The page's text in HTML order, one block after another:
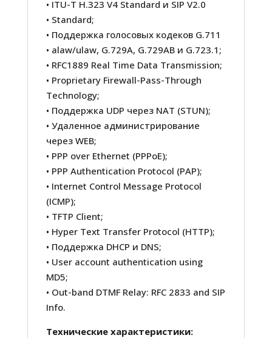
• ITU-T H.323 V4 Standard и SIP V2.0
• Standard;
• Поддержка голосовых кодеков G.711
• alaw/ulaw, G.729A, G.729AB и G.723.1;
• RFC1889 Real Time Data Transmission;
• Proprietary Firewall-Pass-Through
Technology;
• Поддержка UDP через NAT (STUN);
• Удаленное администрирование
через WEB;
• PPP over Ethernet (PPPoE);
• PPP Authentication Protocol (PAP);
• Internet Control Message Protocol
(ICMP);
• TFTP Client;
• Hyper Text Transfer Protocol (HTTP);
• Поддержка DHCP и DNS;
• User account authentication using
MD5;
• Out-band DTMF Relay: RFC 2833 and SIP
Info.
Технические характеристики: